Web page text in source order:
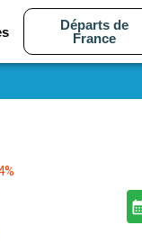
Départs de
France